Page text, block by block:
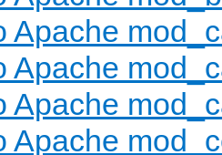
Apache
Apache
Apache
Apache